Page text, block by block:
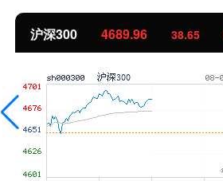
沪深300 4689.96 38.65